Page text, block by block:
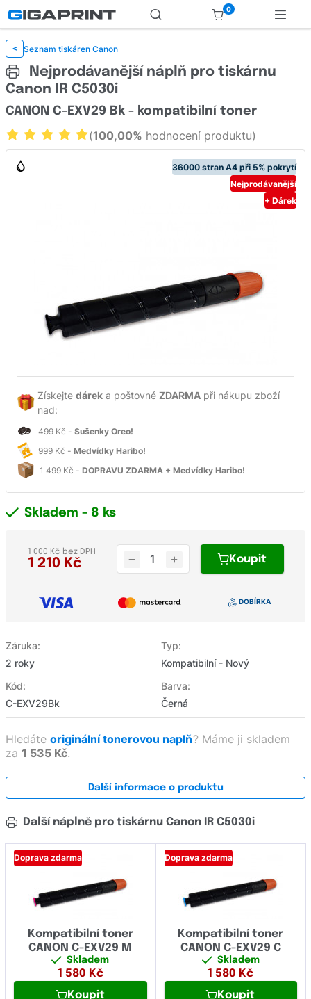
0
< Seznam tiskáren Canon
Nejprodávanější náplň pro tiskárnu
Canon IR C5030i
36000 stran A4 při 5% pokrytí
Nejprodávanější
+ Dárek
Získejte dárek a poštovné ZDARMA při nákupu zboží
nad:
499 Kč - Sušenky Oreo!
999 Kč - Medvídky Haribo!
1 499 Kč - DOPRAVU ZDARMA + Medvídky Haribo!
CANON C-EXV29 Bk - kompatibilní toner
(100,00% hodnocení produktu)
Záruka:
2 roky
Typ:
Kompatibilní - Nový
Kód:
C-EXV29Bk
Barva:
Černá
Skladem - 8 ks
1 210 Kč
1 000 Kč bez DPH
Koupit
Hledáte originální tonerovou naplň? Máme ji skladem
za 1 535 Kč.
Další informace o produktu
Další náplně pro tiskárnu Canon IR C5030i
Doprava zdarma
Kompatibilní toner
CANON C-EXV29 M
Skladem
1 580 Kč
Koupit
Doprava zdarma
Kompatibilní toner
CANON C-EXV29 C
Skladem
1 580 Kč
Koupit